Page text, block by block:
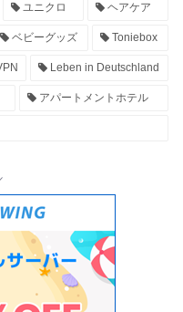
ユニクロ ヘアケア
ベビーグッズ Toniebox
Leben in Deutschland
アパートメントホテル